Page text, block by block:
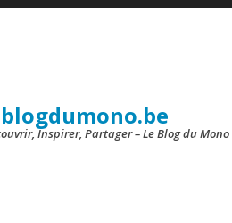
Inspirer, Partager – Le Blog du